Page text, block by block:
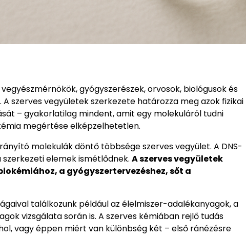
gyógyszerészek, orvosok, biológusok és
szerves vegyületek szerkezete határozza meg azok fizikai
– gyakorlatilag mindent, amit egy molekuláról tudni
megértése elképzelhetetlen.
molekulák döntő többsége szerves vegyület. A DNS-
elemek ismétlődnek. A szerves vegyületek
a gyógyszertervezéshez, sőt a
találkozunk például az élelmiszer-adalékanyagok, a
vizsgálata során is. A szerves kémiában rejlő tudás
vagy éppen miért van különbség két – első ránézésre